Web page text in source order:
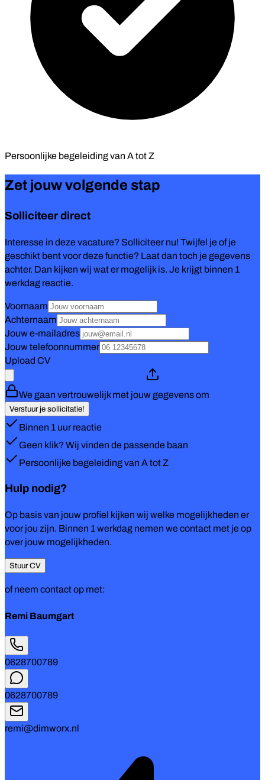
Persoonlijke begeleiding vanA tot Z
Zet jouw volgende stap
Solliciteer direct
Interesse in deze vacature? Solliciteer nu! Twijfel je of je
geschikt bent voor deze functie? Laat dan toch je gegevens
achter. Dan kijken wij wat er mogelijk is. Je krijgt binnen 1
werkdag reactie.
Voornaam
Achternaam
Jouw e-mailadres
Jouw telefoonnummer
Upload CV
We gaan vertrouwelijk met jouw gegevens om
Verstuur je sollicitatie!
Binnen 1 uur reactie
Geen klik? Wij vinden de passende baan
Persoonlijke begeleiding van A tot Z
Hulp nodig?
Op basis van jouw profiel kijken wij welke mogelijkheden er
voor jou zijn. Binnen 1 werkdag nemen we contact met je op
over jouw mogelijkheden.
Stuur CV
of neem contact op met:
Remi Baumgart
0628700789
0628700789
remi@dimworx.nl